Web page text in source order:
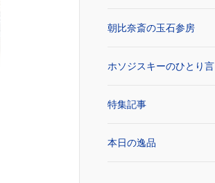
朝比奈斎の玉石参房
ホソジスキーのひとり言
特集記事
本日の逸品